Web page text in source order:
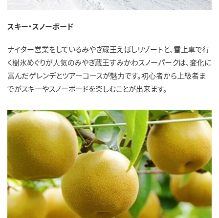
スキー・スノーボード
ナイター営業をしているみやぎ蔵王えぼしリゾートと、雪上⾞で⾏
く樹氷めぐりが⼈気のみやぎ蔵王すみかわスノーパークは、変化に
富んだゲレンデとツアーコースが魅⼒です。初⼼者から上級者ま
でがスキーやスノーボードを楽しむことが出来ます。